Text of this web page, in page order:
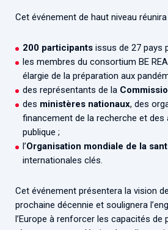
Cet événement de haut niveau réunira
200 participantsissus de 27 pays
les membres du consortium BE
élargie de la préparation aux
des représentants de la
des ministères nationaux, des
financement de la recherche et
publique ;
l’Organisation mondiale de la
internationales clés.
Cet événement présentera la vision
prochaine décennie et soulignera
l’Europe à renforcer les capacités de